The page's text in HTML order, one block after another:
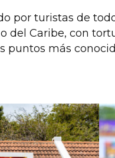
por turistas de
del Caribe, con
puntos más